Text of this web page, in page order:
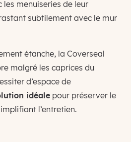
menuiseries de leur
subtilement avec le mur
étanche, la Coverseal
malgré les caprices du
d’espace de
idéalepour préserver le
l’entretien.